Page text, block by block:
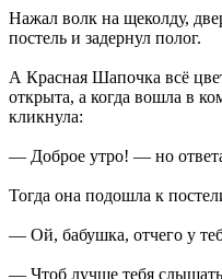
Нажал волк на щеколду,
постель и задернул полог.
А Красная Шапочка всё
открыта, а когда вошла в
кликнула:
— Доброе утро! — но
Тогда она подошла к
— Ой, бабушка, отчего у
— Чтоб лучше тебя